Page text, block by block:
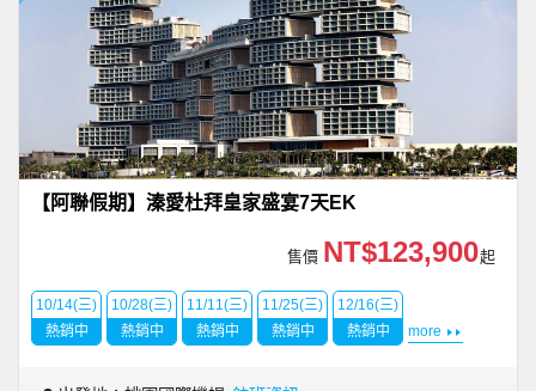
【阿聯假期】溱愛杜拜皇家盛宴7天EK
售價 NT$123,900起
10/14(三)
熱銷中
10/28(三)
熱銷中
11/11(三)
熱銷中
11/25(三)
熱銷中
12/16(三)
熱銷中
more